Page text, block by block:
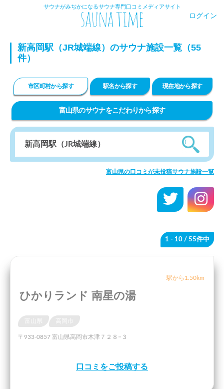
サウナがみぢかになるサウナ専門口コミメディアサイト
ログイン
新高岡駅（JR城端線）のサウナ施設一覧（55
件）
市区町村から探す 駅名から探す 現在地から探す
富山県のサウナをこだわりから探す
富山県の口コミが未投稿サウナ施設一覧
1 - 10 / 55件中
駅から1.50km
ひかりランド 南星の湯
〒933-0857 富山県高岡市木津７２８−３
口コミをご投稿する